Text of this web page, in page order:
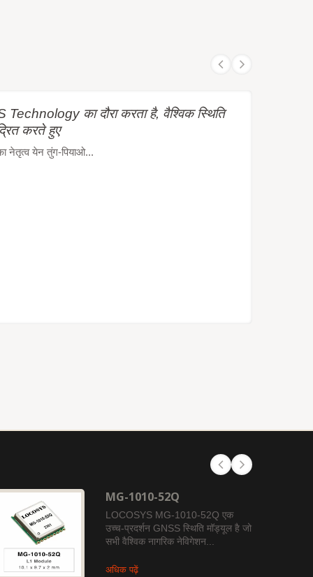
का दौरा करता है, वैश्विक स्थिति
करते हुए
नेतृत्व येन तुंग-पियाओ...
MG-1010-52Q
LOCOSYS MG-1010-52Q एक
उच्च-प्रदर्शन GNSS स्थिति मॉड्यूल है जो
सभी वैश्विक नागरिक नेविगेशन...
अधिक पढ़ें